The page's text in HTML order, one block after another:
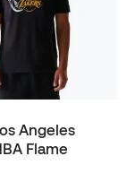
Angeles
Flame